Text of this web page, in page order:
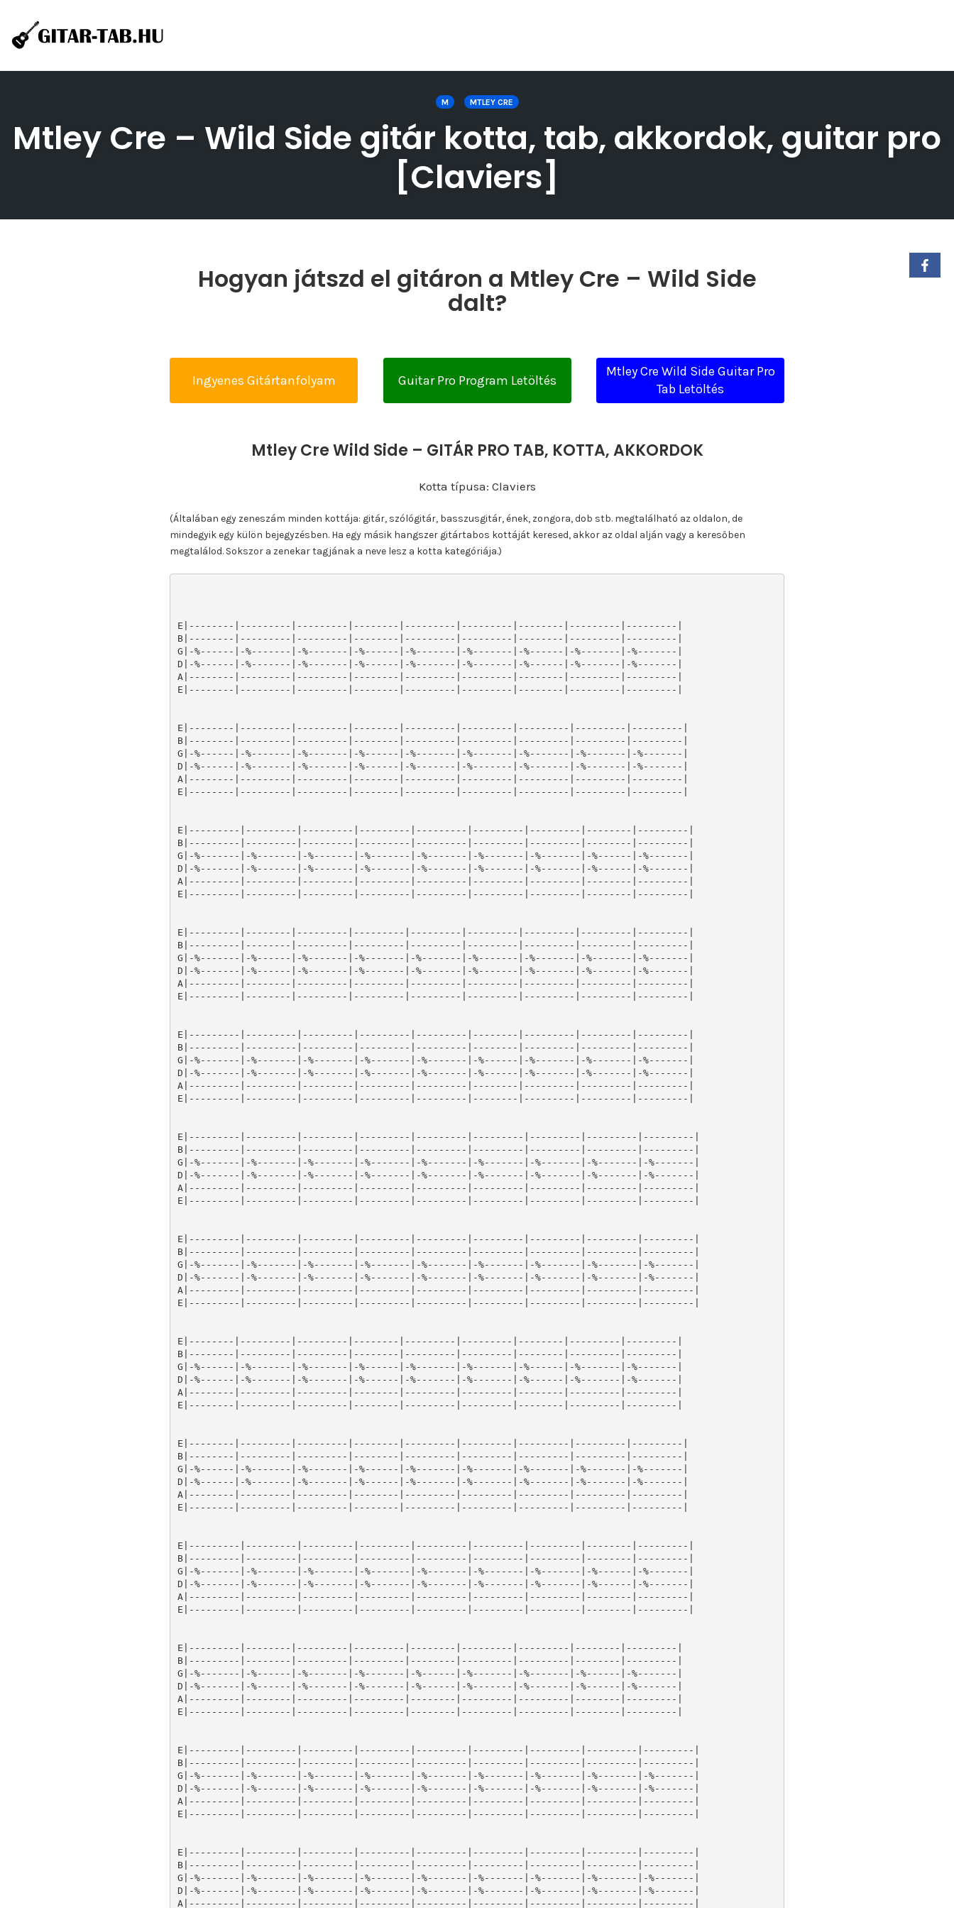
M MTLEY CRE
Mtley Cre – Wild Side gitár kotta, tab, akkordok, guitar pro
[Claviers]
Hogyan játszd el gitáron a Mtley Cre – Wild Side
dalt?
Ingyenes Gitártanfolyam Guitar Pro Program Letöltés
Mtley Cre Wild Side Guitar Pro
Tab Letöltés
Mtley Cre Wild Side – GITÁR PRO TAB, KOTTA, AKKORDOK
Kotta típusa: Claviers
(Általában egy zeneszám minden kottája: gitár, szólógitár, basszusgitár, ének, zongora, dob stb. megtalálható az oldalon, de
mindegyik egy külön bejegyzésben. Ha egy másik hangszer gitártabos kottáját keresed, akkor az oldal alján vagy a keresőben
megtalálod. Sokszor a zenekar tagjának a neve lesz a kotta kategóriája.)
E|--------|---------|---------|--------|---------|---------|--------|---------|---------|
B|--------|---------|---------|--------|---------|---------|--------|---------|---------|
G|-%------|-%-------|-%-------|-%------|-%-------|-%-------|-%------|-%-------|-%-------|
D|-%------|-%-------|-%-------|-%------|-%-------|-%-------|-%------|-%-------|-%-------|
A|--------|---------|---------|--------|---------|---------|--------|---------|---------|
E|--------|---------|---------|--------|---------|---------|--------|---------|---------|
E|--------|---------|---------|--------|---------|---------|---------|---------|---------|
B|--------|---------|---------|--------|---------|---------|---------|---------|---------|
G|-%------|-%-------|-%-------|-%------|-%-------|-%-------|-%-------|-%-------|-%-------|
D|-%------|-%-------|-%-------|-%------|-%-------|-%-------|-%-------|-%-------|-%-------|
A|--------|---------|---------|--------|---------|---------|---------|---------|---------|
E|--------|---------|---------|--------|---------|---------|---------|---------|---------|
E|---------|---------|---------|---------|---------|---------|---------|--------|---------|
B|---------|---------|---------|---------|---------|---------|---------|--------|---------|
G|-%-------|-%-------|-%-------|-%-------|-%-------|-%-------|-%-------|-%------|-%-------|
D|-%-------|-%-------|-%-------|-%-------|-%-------|-%-------|-%-------|-%------|-%-------|
A|---------|---------|---------|---------|---------|---------|---------|--------|---------|
E|---------|---------|---------|---------|---------|---------|---------|--------|---------|
E|---------|--------|---------|---------|---------|---------|---------|---------|---------|
B|---------|--------|---------|---------|---------|---------|---------|---------|---------|
G|-%-------|-%------|-%-------|-%-------|-%-------|-%-------|-%-------|-%-------|-%-------|
D|-%-------|-%------|-%-------|-%-------|-%-------|-%-------|-%-------|-%-------|-%-------|
A|---------|--------|---------|---------|---------|---------|---------|---------|---------|
E|---------|--------|---------|---------|---------|---------|---------|---------|---------|
E|---------|---------|---------|---------|---------|--------|---------|---------|---------|
B|---------|---------|---------|---------|---------|--------|---------|---------|---------|
G|-%-------|-%-------|-%-------|-%-------|-%-------|-%------|-%-------|-%-------|-%-------|
D|-%-------|-%-------|-%-------|-%-------|-%-------|-%------|-%-------|-%-------|-%-------|
A|---------|---------|---------|---------|---------|--------|---------|---------|---------|
E|---------|---------|---------|---------|---------|--------|---------|---------|---------|
E|---------|---------|---------|---------|---------|---------|---------|---------|---------|
B|---------|---------|---------|---------|---------|---------|---------|---------|---------|
G|-%-------|-%-------|-%-------|-%-------|-%-------|-%-------|-%-------|-%-------|-%-------|
D|-%-------|-%-------|-%-------|-%-------|-%-------|-%-------|-%-------|-%-------|-%-------|
A|---------|---------|---------|---------|---------|---------|---------|---------|---------|
E|---------|---------|---------|---------|---------|---------|---------|---------|---------|
E|---------|---------|---------|---------|---------|---------|---------|---------|---------|
B|---------|---------|---------|---------|---------|---------|---------|---------|---------|
G|-%-------|-%-------|-%-------|-%-------|-%-------|-%-------|-%-------|-%-------|-%-------|
D|-%-------|-%-------|-%-------|-%-------|-%-------|-%-------|-%-------|-%-------|-%-------|
A|---------|---------|---------|---------|---------|---------|---------|---------|---------|
E|---------|---------|---------|---------|---------|---------|---------|---------|---------|
E|--------|---------|---------|--------|---------|---------|--------|---------|---------|
B|--------|---------|---------|--------|---------|---------|--------|---------|---------|
G|-%------|-%-------|-%-------|-%------|-%-------|-%-------|-%------|-%-------|-%-------|
D|-%------|-%-------|-%-------|-%------|-%-------|-%-------|-%------|-%-------|-%-------|
A|--------|---------|---------|--------|---------|---------|--------|---------|---------|
E|--------|---------|---------|--------|---------|---------|--------|---------|---------|
E|--------|---------|---------|--------|---------|---------|---------|---------|---------|
B|--------|---------|---------|--------|---------|---------|---------|---------|---------|
G|-%------|-%-------|-%-------|-%------|-%-------|-%-------|-%-------|-%-------|-%-------|
D|-%------|-%-------|-%-------|-%------|-%-------|-%-------|-%-------|-%-------|-%-------|
A|--------|---------|---------|--------|---------|---------|---------|---------|---------|
E|--------|---------|---------|--------|---------|---------|---------|---------|---------|
E|---------|---------|---------|---------|---------|---------|---------|--------|---------|
B|---------|---------|---------|---------|---------|---------|---------|--------|---------|
G|-%-------|-%-------|-%-------|-%-------|-%-------|-%-------|-%-------|-%------|-%-------|
D|-%-------|-%-------|-%-------|-%-------|-%-------|-%-------|-%-------|-%------|-%-------|
A|---------|---------|---------|---------|---------|---------|---------|--------|---------|
E|---------|---------|---------|---------|---------|---------|---------|--------|---------|
E|---------|--------|---------|---------|--------|---------|---------|--------|---------|
B|---------|--------|---------|---------|--------|---------|---------|--------|---------|
G|-%-------|-%------|-%-------|-%-------|-%------|-%-------|-%-------|-%------|-%-------|
D|-%-------|-%------|-%-------|-%-------|-%------|-%-------|-%-------|-%------|-%-------|
A|---------|--------|---------|---------|--------|---------|---------|--------|---------|
E|---------|--------|---------|---------|--------|---------|---------|--------|---------|
E|---------|---------|---------|---------|---------|---------|---------|---------|---------|
B|---------|---------|---------|---------|---------|---------|---------|---------|---------|
G|-%-------|-%-------|-%-------|-%-------|-%-------|-%-------|-%-------|-%-------|-%-------|
D|-%-------|-%-------|-%-------|-%-------|-%-------|-%-------|-%-------|-%-------|-%-------|
A|---------|---------|---------|---------|---------|---------|---------|---------|---------|
E|---------|---------|---------|---------|---------|---------|---------|---------|---------|
E|---------|---------|---------|---------|---------|---------|---------|---------|---------|
B|---------|---------|---------|---------|---------|---------|---------|---------|---------|
G|-%-------|-%-------|-%-------|-%-------|-%-------|-%-------|-%-------|-%-------|-%-------|
D|-%-------|-%-------|-%-------|-%-------|-%-------|-%-------|-%-------|-%-------|-%-------|
A|---------|---------|---------|---------|---------|---------|---------|---------|---------|